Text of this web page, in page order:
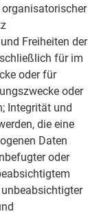
Freiheiten der
für im
oder für
oder
Integrität und
die eine
Daten
oder